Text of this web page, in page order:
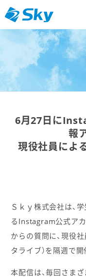
6月27日に
報
現役社員によ
Ｓｋｙ株式会社は、
るInstagram公式アカ
からの質問に、現役
タライブ）を隔週で開
本配信は、毎回さま